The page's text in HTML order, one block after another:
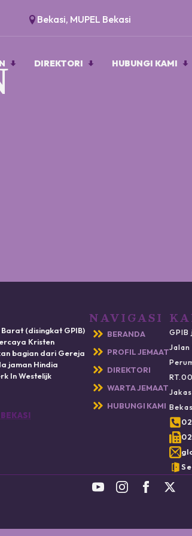
Bekasi, MUPEL Bekasi
DIREKTORI HUBUNGI KAMI
(disingkat GPIB)
Kristen
bagian dari Gereja
jaman Hindia
In Westelijk
NAVIGASI
BERANDA
PROFIL JEMAAT
DIREKTORI
WARTA JEMAAT
HUBUNGI KAMI
GPIB
Jalan